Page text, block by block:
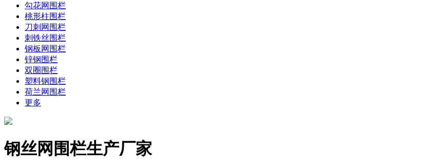
勾花网围栏
桃形柱围栏
刀刺网围栏
刺铁丝围栏
钢板网围栏
锌钢围栏
双圈围栏
塑料钢围栏
荷兰网围栏
更多
钢丝网围栏生产厂家